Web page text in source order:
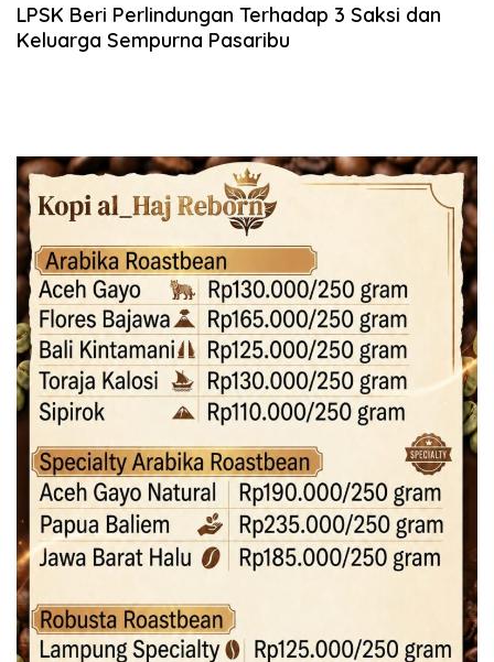
LPSK Beri Perlindungan Terhadap 3 Saksi dan
Keluarga Sempurna Pasaribu